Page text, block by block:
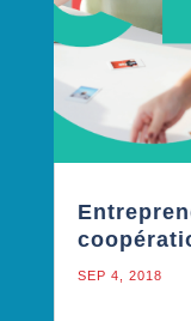
SEP 4, 2018